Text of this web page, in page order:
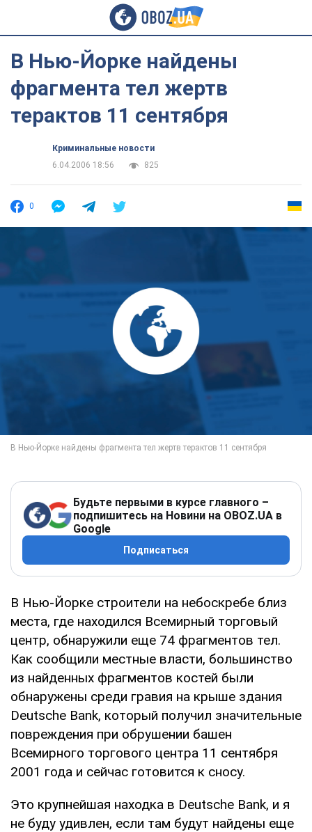
В Нью-Йорке найдены
фрагмента тел жертв
терактов 11 сентября
Криминальные новости
6.04.2006 18:56
825
0
Будьте первыми в курсе главного –
подпишитесь на Новини на OBOZ.UA в
Google
Подписаться
В Нью-Йорке строители на небоскребе близ
места, где находился Всемирный торговый
центр, обнаружили еще 74 фрагментов тел.
Как сообщили местные власти, большинство
из найденных фрагментов костей были
обнаружены среди гравия на крыше здания
Deutsche Bank, который получил значительные
повреждения при обрушении башен
Всемирного торгового центра 11 сентября
2001 года и сейчас готовится к сносу.
Это крупнейшая находка в Deutsche Bank, и я
не буду удивлен, если там будут найдены еще